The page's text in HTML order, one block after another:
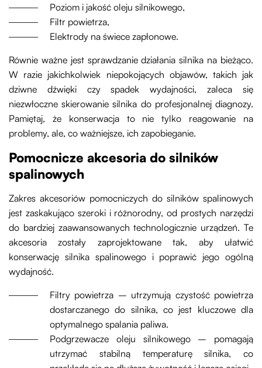
Poziom i jakość oleju silnikowego,
Filtr powietrza,
Elektrody na świece zapłonowe.
Równie ważne jest sprawdzanie działania silnika na bieżąco.
W razie jakichkolwiek niepokojących objawów, takich jak
dziwne dźwięki czy spadek wydajności, zaleca się
niezwłoczne skierowanie silnika do profesjonalnej diagnozy.
Pamiętaj, że konserwacja to nie tylko reagowanie na
problemy, ale, co ważniejsze, ich zapobieganie.
Pomocnicze akcesoria do silników
spalinowych
Zakres akcesoriów pomocniczych do silników spalinowych
jest zaskakująco szeroki i różnorodny, od prostych narzędzi
do bardziej zaawansowanych technologicznie urządzeń. Te
akcesoria zostały zaprojektowane tak, aby ułatwić
konserwację silnika spalinowego i poprawić jego ogólną
wydajność.
Filtry powietrza – utrzymują czystość powietrza
dostarczanego do silnika, co jest kluczowe dla
optymalnego spalania paliwa.
Podgrzewacze oleju silnikowego – pomagają
utrzymać stabilną temperaturę silnika, co